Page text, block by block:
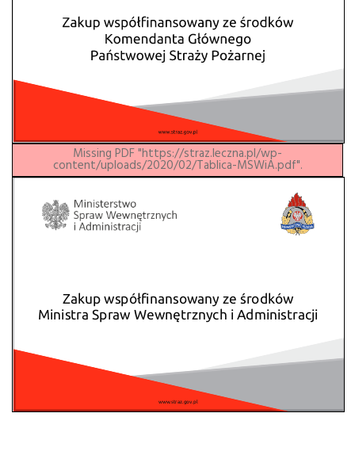
Missing PDF "https://straz.leczna.pl/wp-
content/uploads/2020/02/Tablica-MSWiA.pdf".